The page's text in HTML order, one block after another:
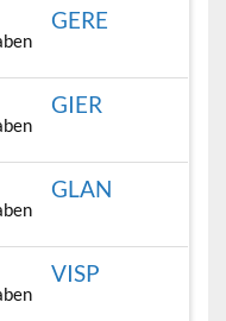
GERE
GIER
GLAN
VISP